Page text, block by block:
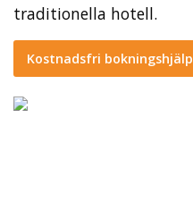
traditionella hotell.
Kostnadsfri bokningshjälp